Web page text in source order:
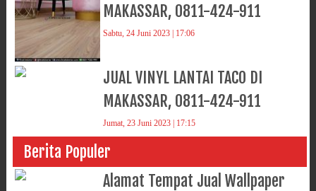
MAKASSAR, 0811-424-911
Sabtu, 24 Juni 2023 | 17:06
JUAL VINYL LANTAI TACO DI
MAKASSAR, 0811-424-911
Jumat, 23 Juni 2023 | 17:15
Berita Populer
Alamat Tempat Jual Wallpaper